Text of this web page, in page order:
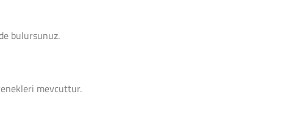
bulursunuz.
mevcuttur.